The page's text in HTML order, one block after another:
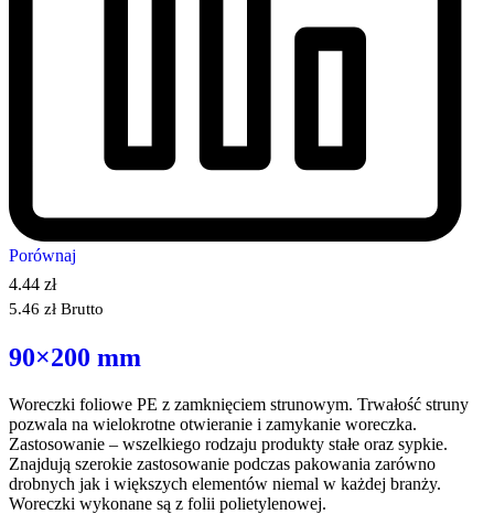
Porównaj
4.44 zł
5.46 zł Brutto
90×200 mm
Woreczki foliowe PE z zamknięciem strunowym. Trwałość struny
pozwala na wielokrotne otwieranie i zamykanie woreczka.
Zastosowanie – wszelkiego rodzaju produkty stałe oraz sypkie.
Znajdują szerokie zastosowanie podczas pakowania zarówno
drobnych jak i większych elementów niemal w każdej branży.
Woreczki wykonane są z folii polietylenowej.